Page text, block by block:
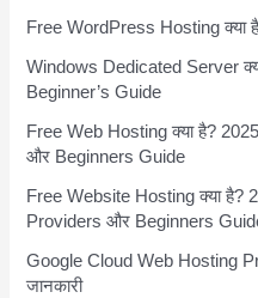
Free WordPress Hosting क्या है?
Windows Dedicated Server
Beginner’s Guide
Free Web Hosting क्या है?
और Beginners Guide
Free Website Hosting क्या है?
Providers और Beginners
Google Cloud Web Hosting
जानकारी